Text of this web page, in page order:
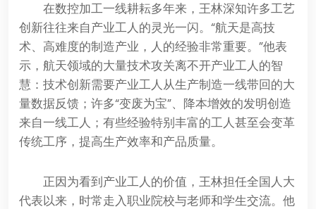
在数控加工一线耕耘多年来，王林深知许多工艺
创新往往来自产业工人的灵光一闪。“航天是高技
术、高难度的制造产业，人的经验非常重要。”他表
示，航天领域的大量技术攻关离不开产业工人的智
慧：技术创新需要产业工人从生产制造一线带回的大
量数据反馈；许多“变废为宝”、降本增效的发明创造
来自一线工人；有些经验特别丰富的工人甚至会变革
传统工序，提高生产效率和产品质量。
正因为看到产业工人的价值，王林担任全国人大
代表以来，时常走入职业院校与老师和学生交流。他